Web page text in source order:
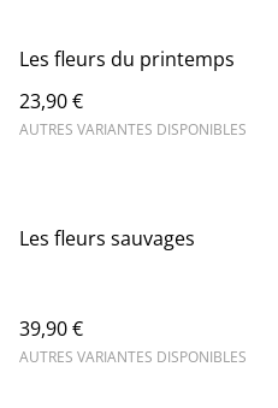
Les fleurs du printemps
23,90 €
AUTRES VARIANTES DISPONIBLES
Les fleurs sauvages
39,90 €
AUTRES VARIANTES DISPONIBLES